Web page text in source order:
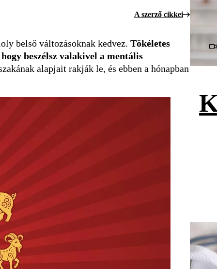
A szerző cikkei
belső változásoknak kedvez. Tökéletes
beszélsz valakivel a mentális
alapjait rakják le, és ebben a hónapban